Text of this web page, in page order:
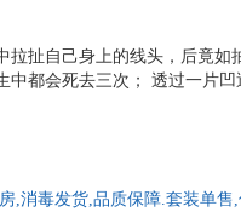
扯自己身上的线头，后竟如
都会死去三次； 透过一片
作者陈思安，突破诗/小说/童
处，培育出58个迷你故事盆
者其熄灭的过
,消毒发货,品质保障.套装单售